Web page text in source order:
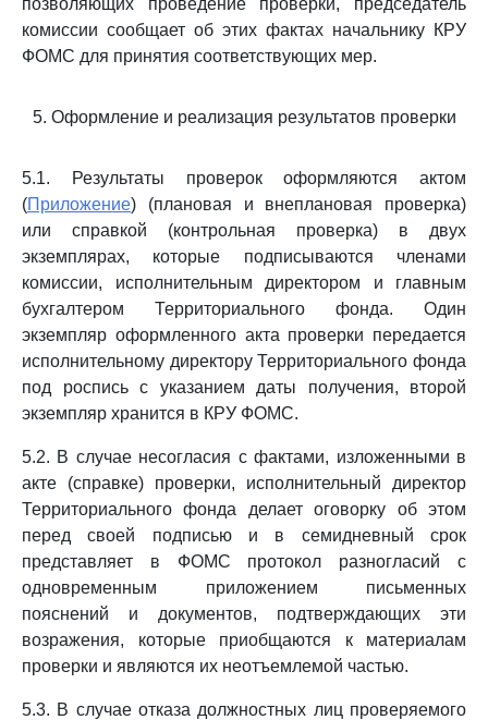
позволяющих проведение проверки, председатель
комиссии сообщает об этих фактах начальнику КРУ
ФОМС для принятия соответствующих мер.
5. Оформление и реализация результатов проверки
5.1. Результаты проверок оформляются актом
(Приложение) (плановая и внеплановая проверка)
или справкой (контрольная проверка) в двух
экземплярах, которые подписываются членами
комиссии, исполнительным директором и главным
бухгалтером Территориального фонда. Один
экземпляр оформленного акта проверки передается
исполнительному директору Территориального фонда
под роспись с указанием даты получения, второй
экземпляр хранится в КРУ ФОМС.
5.2. В случае несогласия с фактами, изложенными в
акте (справке) проверки, исполнительный директор
Территориального фонда делает оговорку об этом
перед своей подписью и в семидневный срок
представляет в ФОМС протокол разногласий с
одновременным приложением письменных
пояснений и документов, подтверждающих эти
возражения, которые приобщаются к материалам
проверки и являются их неотъемлемой частью.
5.3. В случае отказа должностных лиц проверяемого